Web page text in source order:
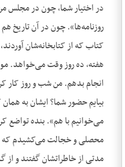
در اختیار شما، چون در مجلس
روزنامه‌ها». چون در آن تاریخ
کتاب که از کتابخانه‌شان
هفته، ده روز وقت می‌خواهد.
انجام بدهم. من شب و روز کار
بیایم حضور شما؟ ایشان به
می‌خوانیم با هم». بنده تواضع
محصلی و خجالت می‌کشیدم که
مدتی از خاطراتشان گفتند و از